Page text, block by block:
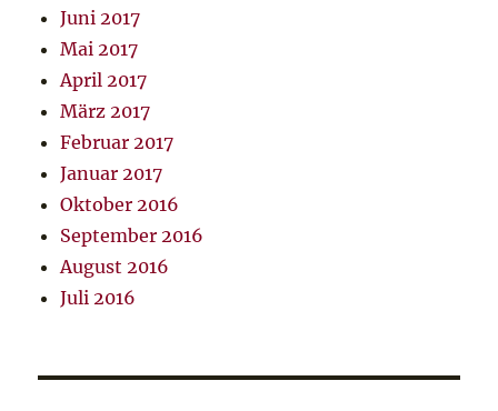
Juni 2017
Mai 2017
April 2017
März 2017
Februar 2017
Januar 2017
Oktober 2016
September 2016
August 2016
Juli 2016